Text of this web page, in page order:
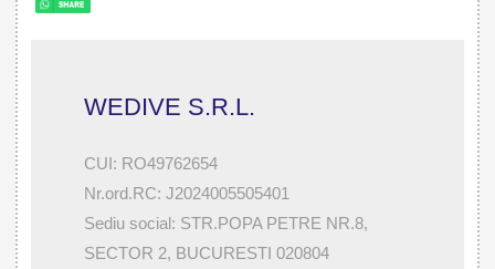
WEDIVE S.R.L.
CUI: RO49762654
Nr.ord.RC: J2024005505401
Sediu social: STR.POPA PETRE NR.8,
SECTOR 2, BUCURESTI 020804